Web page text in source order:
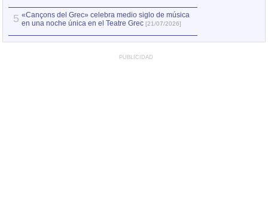
5 «Cançons del Grec» celebra medio siglo de música
en una noche única en el Teatre Grec [21/07/2026]
PUBLICIDAD